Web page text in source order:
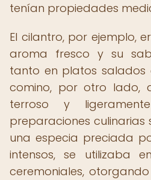
tenían propiedades
El cilantro, por ejemplo,
aroma fresco y su
tanto en platos salados
comino, por otro lado,
terroso y
preparaciones culinarias
una especia preciada
intensos, se utilizaba
ceremoniales,